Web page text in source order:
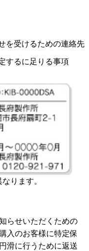
を受けるための連絡先
するに足りる事項
ります。
らせいただくための
入のお客様に特定保
滑に行うために返送